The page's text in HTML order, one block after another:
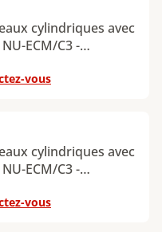
cylindriques avec
ECM/C3 -
85 mm - Diamètre
Largeur : 41 mm -
vous
cylindriques avec
ECM/C3 -
90 mm - Diamètre
Largeur : 43 mm -
vous